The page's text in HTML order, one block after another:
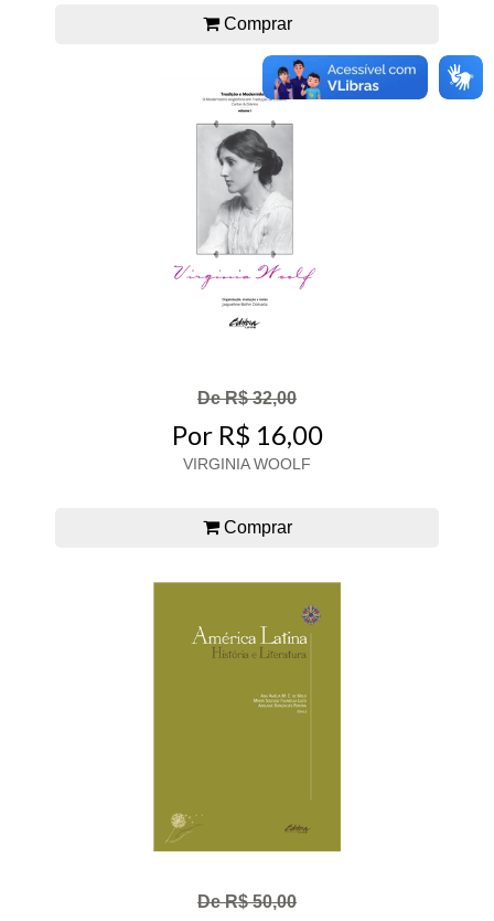
Comprar
De R$ 32,00
Por R$ 16,00
VIRGINIA WOOLF
Comprar
De R$ 50,00